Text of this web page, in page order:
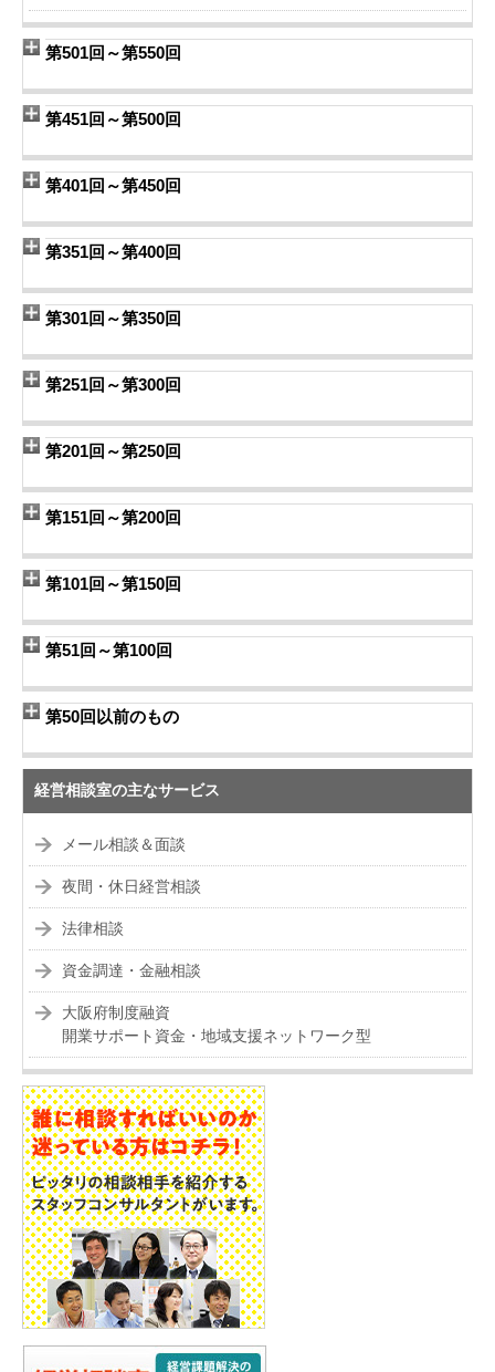
第501回～第550回
第451回～第500回
第401回～第450回
第351回～第400回
第301回～第350回
第251回～第300回
第201回～第250回
第151回～第200回
第101回～第150回
第51回～第100回
第50回以前のもの
経営相談室の主なサービス
メール相談＆面談
夜間・休日経営相談
法律相談
資金調達・金融相談
大阪府制度融資
開業サポート資金・地域支援ネットワーク型